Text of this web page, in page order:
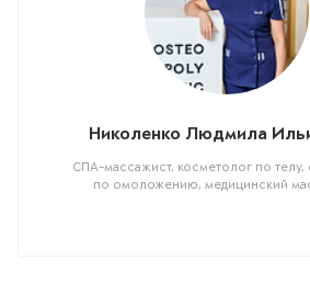
Николенко Людмила
СПА-массажист, косметолог по телу,
по омоложению, медицинский